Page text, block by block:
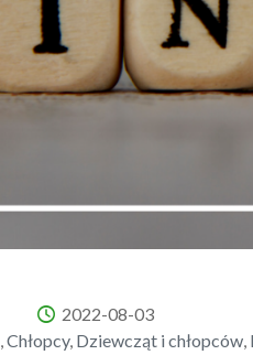
2022-08-03
,Chłopcy, Dziewcząt i chłopców,